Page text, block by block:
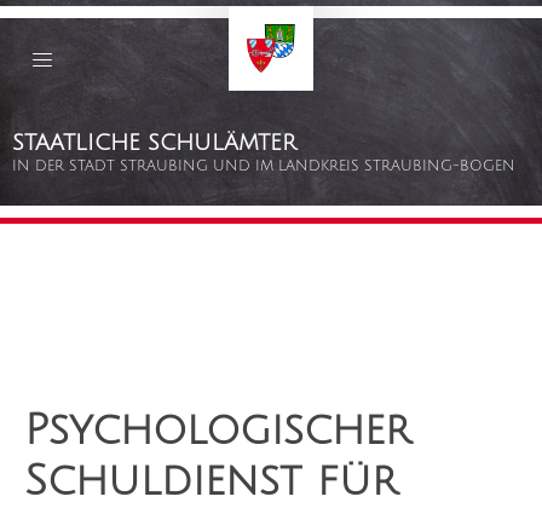
Staatliche
Schulämter
Straubing
–
Zum
Inhalt
springen
STAATLICHE SCHULÄMTER
IN DER STADT STRAUBING UND IM LANDKREIS STRAUBING-BOGEN
Psychologischer
Schuldienst für